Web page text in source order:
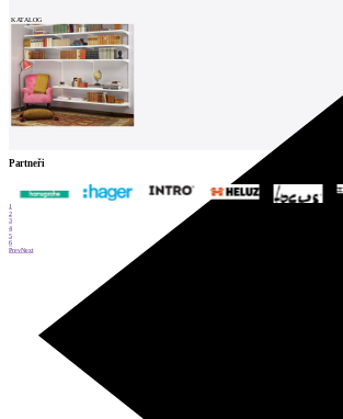
KATALOG
Partneři
1
2
3
4
5
6
PrevNext